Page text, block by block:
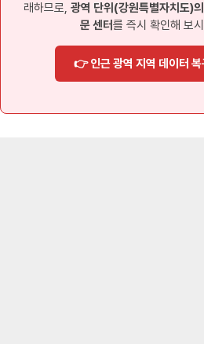
래하므로, 광역 단위(강원특별자치도)
문 센터를 즉시 확인해 보
👉 인근 광역 지역 데이터 복